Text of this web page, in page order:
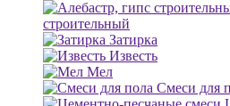
строительный
Затирка
Известь
Мел
Смеси для